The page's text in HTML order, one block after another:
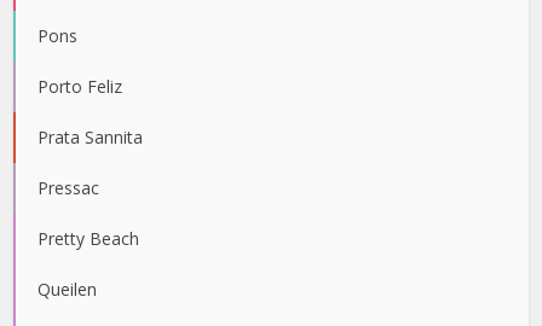
Pons
Porto Feliz
Prata Sannita
Pressac
Pretty Beach
Queilen